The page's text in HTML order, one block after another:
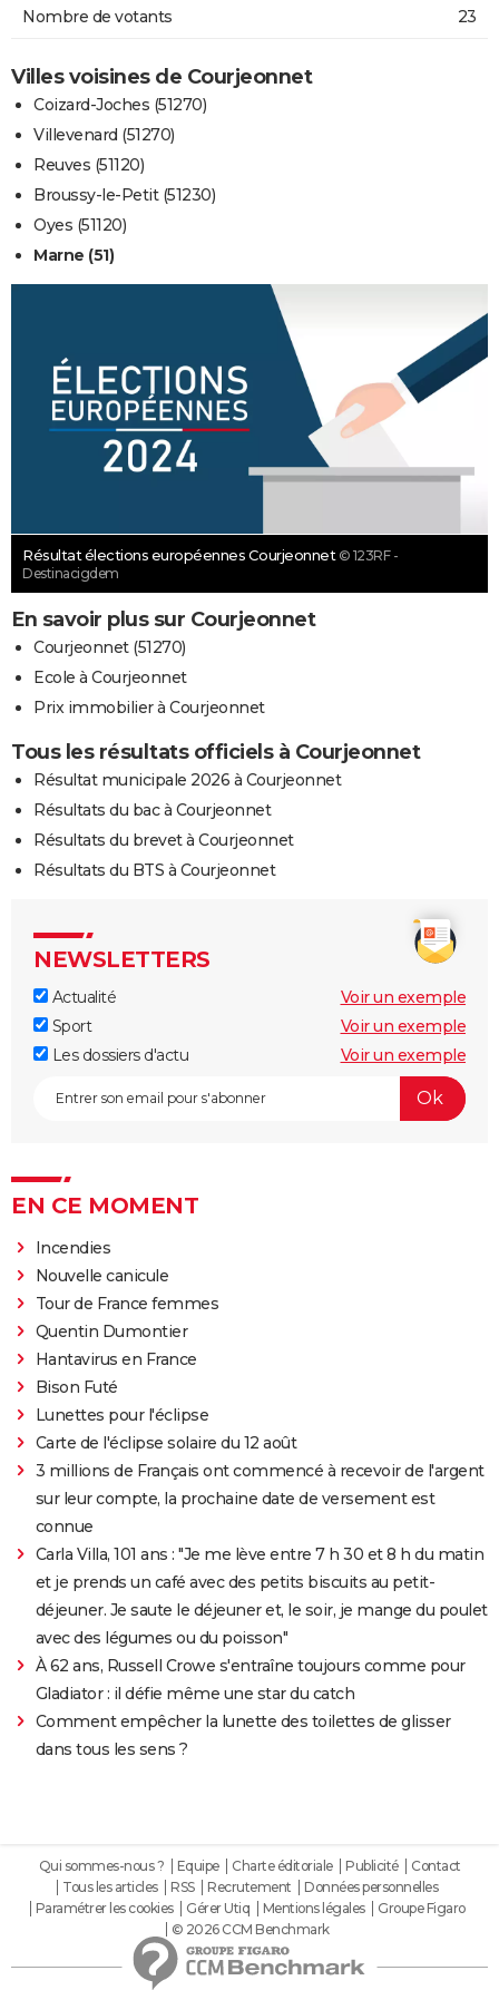
Nombre de votants 23
Villes voisines de Courjeonnet
Coizard-Joches (51270)
Villevenard (51270)
Reuves (51120)
Broussy-le-Petit (51230)
Oyes (51120)
Marne (51)
Résultat élections européennes Courjeonnet © 123RF -
Destinacigdem
En savoir plus sur Courjeonnet
Courjeonnet (51270)
Ecole à Courjeonnet
Prix immobilier à Courjeonnet
Tous les résultats officiels à Courjeonnet
Résultat municipale 2026 à Courjeonnet
Résultats du bac à Courjeonnet
Résultats du brevet à Courjeonnet
Résultats du BTS à Courjeonnet
NEWSLETTERS
Actualité
Voir un exemple
Sport
Voir un exemple
Les dossiers d'actu
Voir un exemple
EN CE MOMENT
Incendies
Nouvelle canicule
Tour de France femmes
Quentin Dumontier
Hantavirus en France
Bison Futé
Lunettes pour l'éclipse
Carte de l'éclipse solaire du 12 août
3 millions de Français ont commencé à recevoir de l'argent
sur leur compte, la prochaine date de versement est
connue
Carla Villa, 101 ans : "Je me lève entre 7 h 30 et 8 h du matin
et je prends un café avec des petits biscuits au petit-
déjeuner. Je saute le déjeuner et, le soir, je mange du poulet
avec des légumes ou du poisson"
À 62 ans, Russell Crowe s'entraîne toujours comme pour
Gladiator : il défie même une star du catch
Comment empêcher la lunette des toilettes de glisser
dans tous les sens ?
Qui sommes-nous ? Equipe Charte éditoriale Publicité
Contact
Tous les articles
RSS Recrutement
Données personnelles
Paramétrer les cookies
Gérer Utiq Mentions légales
Groupe Figaro
© 2026 CCM Benchmark